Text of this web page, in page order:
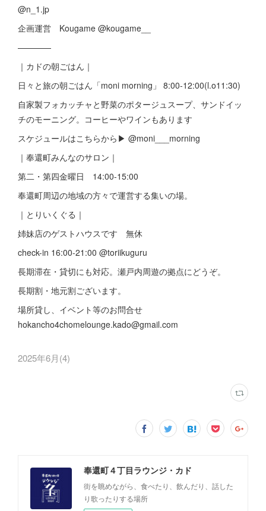
@n_1.jp
企画運営 Kougame @kougame__
————
｜カドの朝ごはん｜
日々と旅の朝ごはん「moni morning」 8:00-12:00(l.o11:30)
自家製フォカッチャと野菜のポタージュスープ、サンドイッ
チのモーニング。コーヒーやワインもあります
スケジュールはこちらから▶︎ @moni___morning
｜奉還町みんなのサロン｜
第二・第四金曜日 14:00-15:00
奉還町周辺の地域の方々で運営する集いの場。
｜とりいくぐる｜
姉妹店のゲストハウスです 無休
check-in 16:00-21:00 @toriikuguru
長期滞在・貸切にも対応。瀬戸内周遊の拠点にどうぞ。
長期割・地元割ございます。
場所貸し、イベント等のお問合せ
hokancho4chomelounge.kado@gmail.com
2025年6月(4)
奉還町４丁目ラウンジ・カド
街を眺めながら、食べたり、飲んだり、話した
り歌ったりする場所